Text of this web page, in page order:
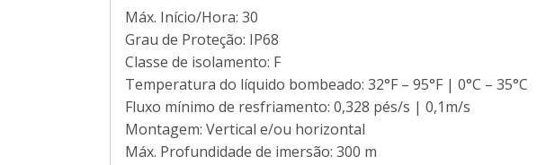
Máx. Início/Hora: 30
Grau de Proteção: IP68
Classe de isolamento: F
Temperatura do líquido bombeado: 32°F – 95°F | 0°C – 35°C
Fluxo mínimo de resfriamento: 0,328 pés/s | 0,1m/s
Montagem: Vertical e/ou horizontal
Máx. Profundidade de imersão: 300 m